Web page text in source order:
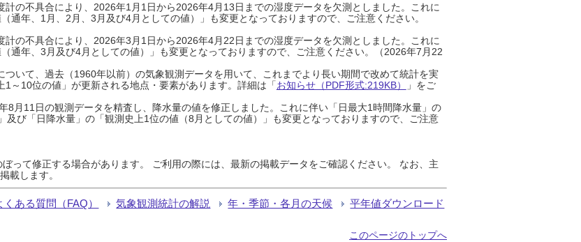
の不具合により、2026年1月1日から2026年4月13日までの湿度データを欠測としました。これに
通年、1月、2月、3月及び4月としての値）」も変更となっておりますので、ご注意ください。
の不具合により、2026年3月1日から2026年4月22日までの湿度データを欠測としました。これに
通年、3月及び4月としての値）」も変更となっておりますので、ご注意ください。（2026年7月22
いて、過去（1960年以前）の気象観測データを用いて、これまでより長い期間で改めて統計を実
～10位の値」が更新される地点・要素があります。詳細は「お知らせ（PDF形式:219KB）
」をご
8月11日の観測データを精査し、降水量の値を修正しました。これに伴い「日最大1時間降水量」の
及び「日降水量」の「観測史上1位の値（8月としての値）」も変更となっておりますので、ご注意
って修正する場合があります。 ご利用の際には、最新の掲載データをご確認ください。 なお、主
載します。
くある質問（FAQ） 気象観測統計の解説 年・季節・各月の天候 平年値ダウンロード
このページのトップへ